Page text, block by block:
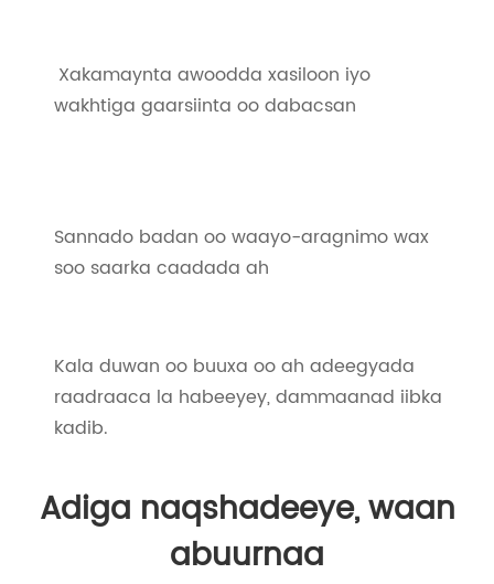
Xakamaynta awoodda xasiloon iyo
wakhtiga gaarsiinta oo dabacsan
Sannado badan oo waayo-aragnimo wax
soo saarka caadada ah
Kala duwan oo buuxa oo ah adeegyada
raadraaca la habeeyey, dammaanad iibka
kadib.
Adiga naqshadeeye, waan
abuurnaa